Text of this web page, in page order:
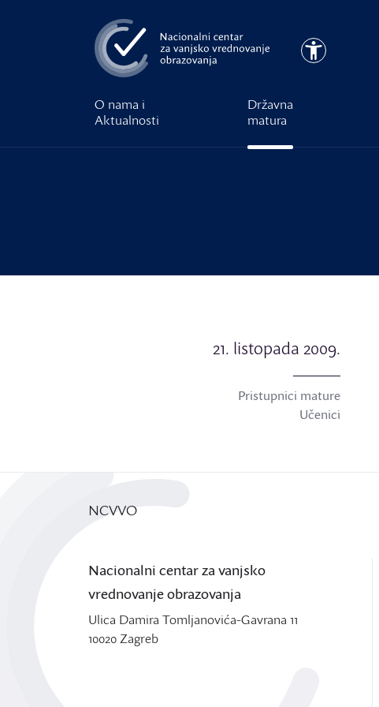
Pristupačnost
O nama i
Aktualnosti
Državna
matura
21. listopada 2009.
Pristupnici mature
Učenici
NCVVO
Nacionalni centar za vanjsko
vrednovanje obrazovanja
Ulica Damira Tomljanovića-Gavrana 11
10020 Zagreb